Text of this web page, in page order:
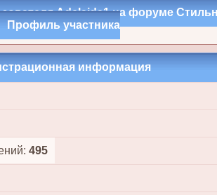
Adelaida1 на форуме
Профиль участника
информация
495